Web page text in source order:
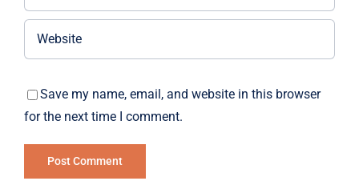
Save my name, email, and website in this browser
for the next time I comment.